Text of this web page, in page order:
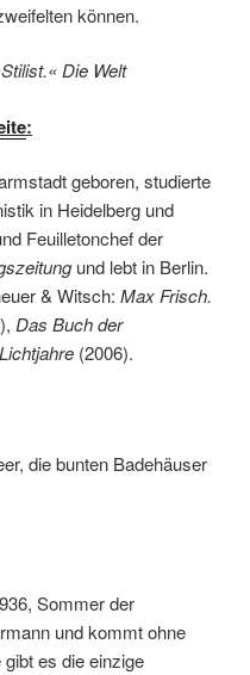
können.
Die Welt
:
geboren, studierte
in Heidelberg und
Feuilletonchef der
und lebt in Berlin.
& Witsch: Max Frisch.
Das Buch der
Lichtjahre (2006).
die bunten Badehäuser
Sommer der
und kommt ohne
es die einzige